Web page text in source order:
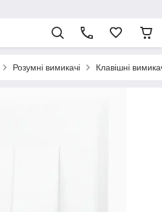
Розумні вимикачі Клавішні